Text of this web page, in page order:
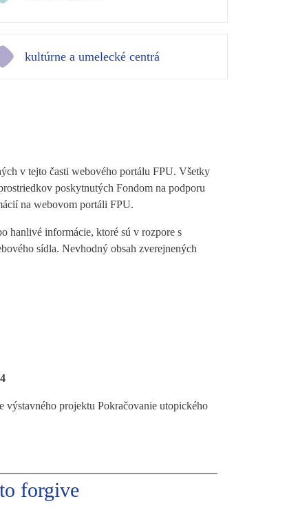
kultúrne a umelecké centrá
v tejto časti webového portálu FPU. Všetky
poskytnutých Fondom na podporu
na webovom portáli FPU.
hanlivé informácie, ktoré sú v rozpore s
sídla. Nevhodný obsah zverejnených
projektu Pokračovanie utopického
forgive